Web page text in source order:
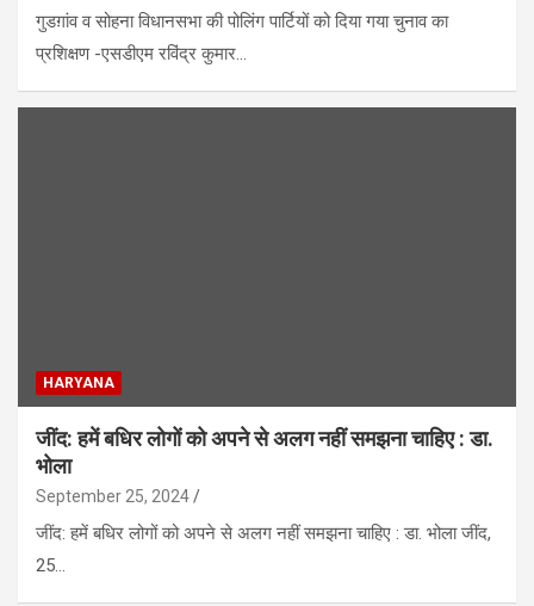
गुडग़ांव व सोहना विधानसभा की पोलिंग पार्टियों को दिया गया चुनाव का
प्रशिक्षण -एसडीएम रविंद्र कुमार…
HARYANA
जींद: हमें बधिर लोगों को अपने से अलग नहीं समझना चाहिए : डा.
भोला
September 25, 2024
जींद: हमें बधिर लोगों को अपने से अलग नहीं समझना चाहिए : डा. भोला जींद,
25…